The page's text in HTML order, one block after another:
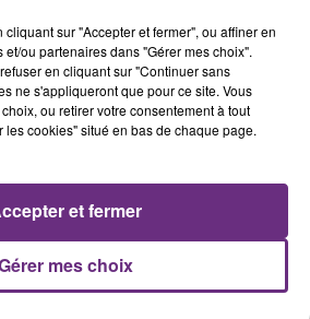
FAIT ÇA, MOI L'ANNÉE
EN...
a débuté ce jeudi 6
sur "Accepter et fermer", ou affiner en
ou partenaires dans "Gérer mes choix".
en cliquant sur "Continuer sans
ne s'appliqueront que pour ce site. Vous
ou retirer votre consentement à tout
les cookies" situé en bas de chaque page.
mes choix
et fermer